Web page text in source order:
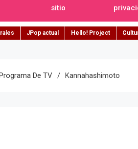
sitio
JPop actual Hello! Project
De TV Kannahashimoto